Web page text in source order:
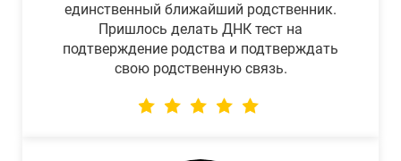
единственный ближайший родственник.
Пришлось делать ДНК тест на
подтверждение родства и подтверждать
свою родственную связь.